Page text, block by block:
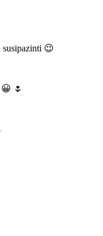
susipazinti 😉
🌷